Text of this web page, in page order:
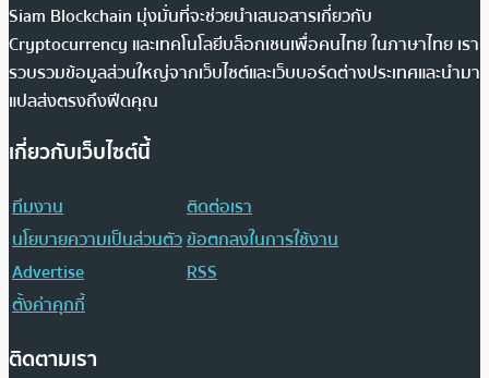
Siam Blockchain มุ่งมั่นที่จะช่วยนำเสนอสารเกี่ยวกับ
Cryptocurrency และเทคโนโลยีบล็อกเชนเพื่อคนไทย ในภาษาไทย เรา
รวบรวมข้อมูลส่วนใหญ่จากเว็บไซต์และเว็บบอร์ดต่างประเทศและนำมา
แปลส่งตรงถึงฟีดคุณ
เกี่ยวกับเว็บไซต์นี้
ทีมงาน
ติดต่อเรา
นโยบายความเป็นส่วนตัวข้อตกลงในการใช้งาน
Advertise
RSS
ตั้งค่าคุกกี้
ติดตามเรา